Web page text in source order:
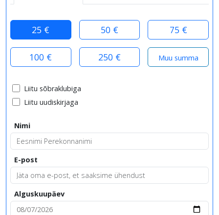
25 € 50 € 75 €
100 € 250 €
Liitu sõbraklubiga
Liitu uudiskirjaga
Nimi
E-post
Alguskuupäev